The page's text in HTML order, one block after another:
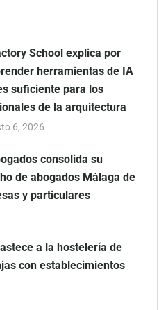
School explica por
herramientas de IA
suficiente para los
de la arquitectura
6, 2026
consolida su
de abogados Málaga de
y particulares
a la hostelería de
con establecimientos